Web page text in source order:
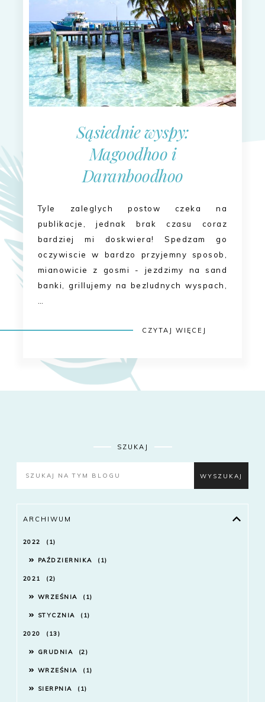
Sąsiednie wyspy:
Magoodhoo i
Daranboodhoo
Tyle zaleglych postow czeka na
publikacje, jednak brak czasu coraz
bardziej mi doskwiera! Spedzam go
oczywiscie w bardzo przyjemny sposob,
mianowicie z gosmi - jezdzimy na sand
banki, grillujemy na bezludnych wyspach,
…
CZYTAJ WIĘCEJ
SZUKAJ
ARCHIWUM
2022 1
PAŹDZIERNIKA 1
2021 2
WRZEŚNIA 1
STYCZNIA 1
2020 13
GRUDNIA 2
WRZEŚNIA 1
SIERPNIA 1